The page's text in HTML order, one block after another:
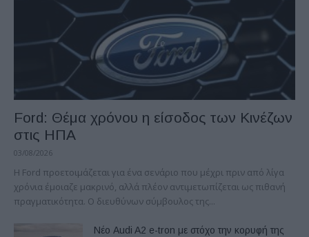
Ford: Θέμα χρόνου η είσοδος των Κινέζων
στις ΗΠΑ
03/08/2026
Η Ford προετοιμάζεται για ένα σενάριο που μέχρι πριν από λίγα
χρόνια έμοιαζε μακρινό, αλλά πλέον αντιμετωπίζεται ως πιθανή
πραγματικότητα. Ο διευθύνων σύμβουλος της...
Νέο Audi A2 e-tron με στόχο την κορυφή της